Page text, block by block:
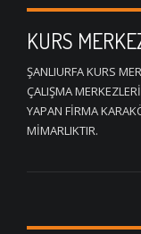
KURS
ŞANLIURFA KURS
ÇALIŞMA
YAPAN FİRMA
MİMARLIKTIR.